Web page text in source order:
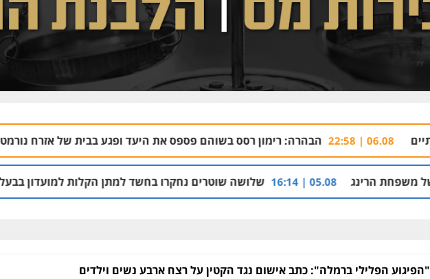
הבהרה: רימון רסס בשוהם פספס את היעד ופגע בבית של אזרח נורמטיבי 06.08 | 22:21
05.08 | 16:14 שלושה שוטרים נחקרו בחשד למתן הקלות למועדון בבעלות אחיו של
"הפיגוע הפלילי ברמלה": כתב אישום נגד הקטין על רצח ארבע נשים וילדים